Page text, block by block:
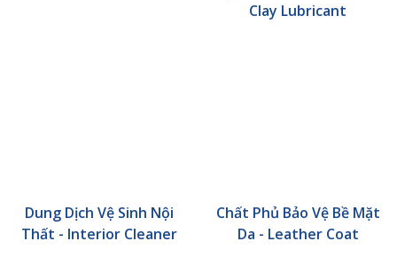
Clay Lubricant
Dung Dịch Vệ Sinh Nội
Thất - Interior Cleaner
Chất Phủ Bảo Vệ Bề Mặt
Da - Leather Coat